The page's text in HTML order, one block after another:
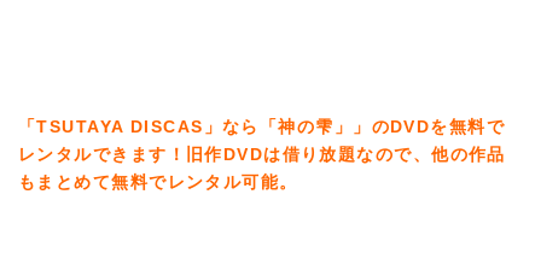
「TSUTAYA DISCAS」なら「神の雫」」のDVDを無料で
レンタルできます！旧作DVDは借り放題なので、他の作品
もまとめて無料でレンタル可能。